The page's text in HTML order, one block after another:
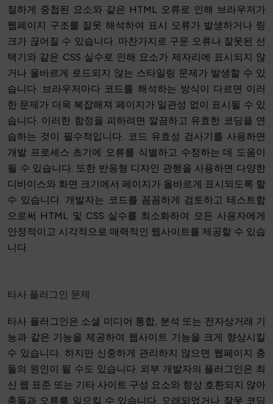
절하게 중첩된 요소와 같은 HTML 오류로 인해 브라우저가
웹페이지 구조를 잘못 해석하여 표시 오류가 발생하거나 링
크가 끊어질 수 있습니다. 마찬가지로 구문 오류나 잘못된 선
택기와 같은 CSS 실수로 인해 요소가 제자리에 표시되지 않
거나 올바르게 로드되지 않는 스타일링 문제가 발생할 수 있
습니다. 브라우저마다 코드를 해석하는 방식이 다르면 이러
한 문제가 더욱 복잡해져 페이지가 일관성 없이 표시될 수 있
습니다. 이러한 함정을 피하려면 깔끔하고 유효한 코딩을 연
습하는 것이 필수적입니다. 코드 유효성 검사기를 사용하면
개발 프로세스 초기에 오류를 식별하고 수정하는 데 도움이
될 수 있습니다. 또한 반응형 디자인 관행을 사용하면 다양한
디바이스와 화면 크기에서 페이지가 올바르게 표시되도록 할
수 있습니다. 개발자는 코드를 꼼꼼하게 검토하고 테스트함
으로써 HTML 및 CSS 실수를 최소화하여 모든 사용자에게
안정적이고 시각적으로 매력적인 웹사이트를 제공할 수 있습
니다.
타사 플러그인 문제
타사 플러그인은 소셜 미디어 통합, 분석 또는 전자상거래 기
능과 같은 기능을 제공하여 웹사이트 기능을 크게 향상시킬
수 있습니다. 하지만 신중하게 관리하지 않으면 웹페이지 충
돌의 원인이 될 수도 있습니다. 외부 개발자의 플러그인은 최
신 웹 표준 또는 기타 사이트 구성 요소와 항상 호환되지 않아
충돌과 오류를 일으킬 수 있습니다. 오래되었거나 잘못 코딩